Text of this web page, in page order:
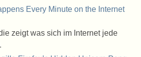
Every Minute on the Internet
zeigt was sich im Internet jede